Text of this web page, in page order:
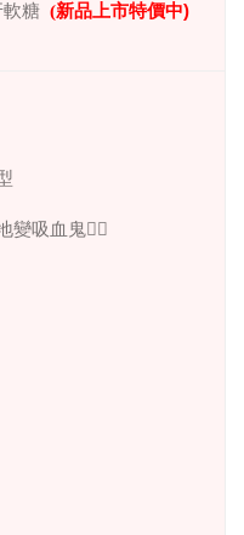
軟糖 (新品上市特價中)
變吸血鬼🧛‍♂️